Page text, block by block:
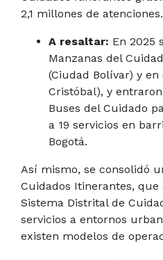
2,1 millones de atenciones.
A resaltar: En 2025
Manzanas del
(Ciudad Bolívar) y
Cristóbal), y
Buses del Cuidado
a 19 servicios en
Bogotá.
Así mismo, se consolidó
Cuidados Itinerantes,
Sistema Distrital de
servicios a entornos
existen modelos de